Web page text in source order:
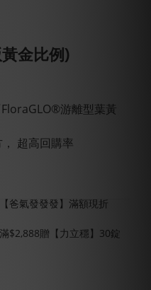
金比例)
游離型葉黃
超高回購率
爸氣發發發】滿額現折
$2,888贈【力立穩】30錠